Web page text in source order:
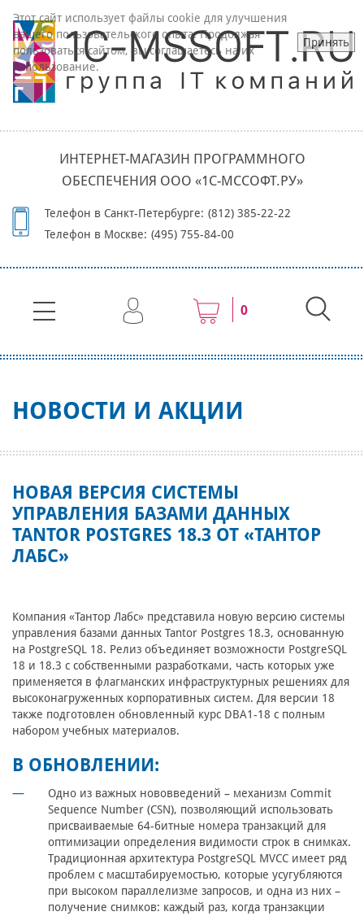
ИНТЕРНЕТ-МАГАЗИН ПРОГРАММНОГО
ОБЕСПЕЧЕНИЯ ООО «1С-МССОФТ.РУ»
Телефон в Санкт-Петербурге: (812) 385-22-22
Телефон в Москве: (495) 755-84-00
0
НОВОСТИ И АКЦИИ
НОВАЯ ВЕРСИЯ СИСТЕМЫ
УПРАВЛЕНИЯ БАЗАМИ ДАННЫХ
TANTOR POSTGRES 18.3 ОТ «ТАНТОР
ЛАБС»
Компания «Тантор Лабс» представила новую версию системы
управления базами данных Tantor Postgres 18.3, основанную
на PostgreSQL 18. Релиз объединяет возможности PostgreSQL
18 и 18.3 c собственными разработками, часть которых уже
применяется в флагманских инфраструктурных решениях для
высоконагруженных корпоративных систем. Для версии 18
также подготовлен обновленный курс DBA1-18 с полным
набором учебных материалов.
В ОБНОВЛЕНИИ:
Однo из важных нововведений – механизм Commit
Sequence Number (CSN), позволяющий использовать
присваиваемые 64-битные номера транзакций для
оптимизации определения видимости строк в снимках.
Традиционная архитектура PostgreSQL MVCC имеет ряд
проблем с масштабируемостью, которые усугубляются
при высоком параллелизме запросов, и одна из них –
получение снимков: каждый раз, когда транзакции
Этот сайт использует файлы cookie для улучшения
вашего пользовательского опыта. Продолжая
пользоваться сайтом, вы соглашаетесь на их
использование.
Принять